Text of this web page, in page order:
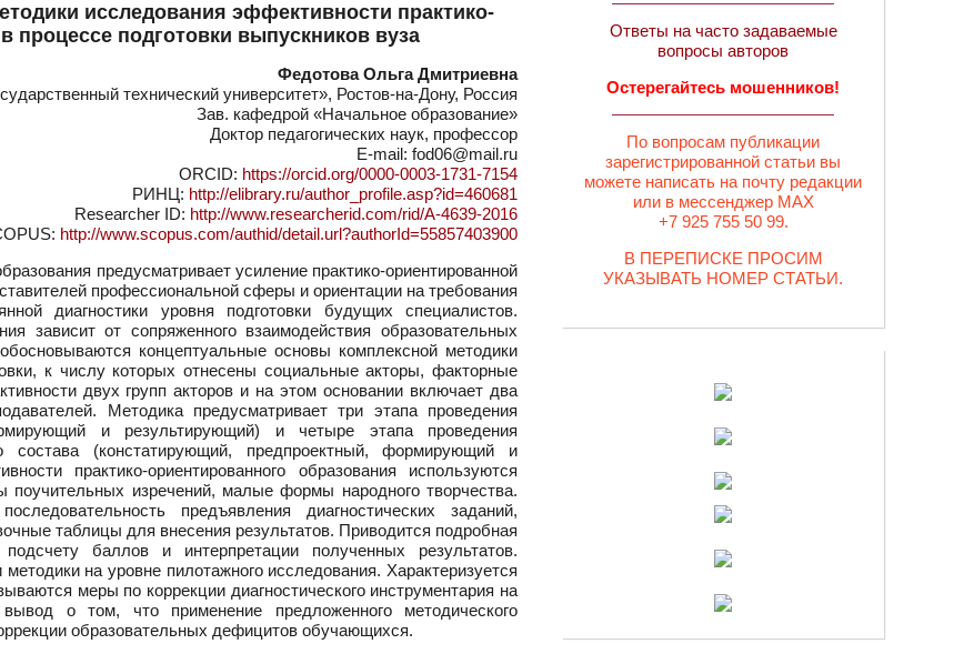
исследования эффективности практико-
процессе подготовки выпускников вуза
Федотова Ольга Дмитриевна
технический университет», Ростов-на-Дону, Россия
Зав. кафедрой «Начальное образование»
Доктор педагогических наук, профессор
E-mail: fod06@mail.ru
ORCID: https://orcid.org/0000-0003-1731-7154
РИНЦ: http://elibrary.ru/author_profile.asp?id=460681
Researcher ID: http://www.researcherid.com/rid/A-4639-2016
http://www.scopus.com/authid/detail.url?authorId=55857403900
предусматривает усиление практико-ориентированной
профессиональной сферы и ориентации на требования
диагностики уровня подготовки будущих специалистов.
зависит от сопряженного взаимодействия образовательных
концептуальные основы комплексной методики
к числу которых отнесены социальные акторы, факторные
двух групп акторов и на этом основании включает два
Методика предусматривает три этапа проведения
и результирующий) и четыре этапа проведения
состава (констатирующий, предпроектный, формирующий и
практико-ориентированного образования используются
изречений, малые формы народного творчества.
предъявления диагностических заданий,
таблицы для внесения результатов. Приводится подробная
баллов и интерпретации полученных результатов.
на уровне пилотажного исследования. Характеризуется
меры по коррекции диагностического инструментария на
о том, что применение предложенного методического
образовательных дефицитов обучающихся.
Ответы на часто задаваемые
вопросы авторов
Остерегайтесь мошенников!
По вопросам публикации
зарегистрированной статьи вы
можете написать на почту редакции
или в мессенджер MAX
+7 925 755 50 99.
В ПЕРЕПИСКЕ ПРОСИМ
УКАЗЫВАТЬ НОМЕР СТАТЬИ.